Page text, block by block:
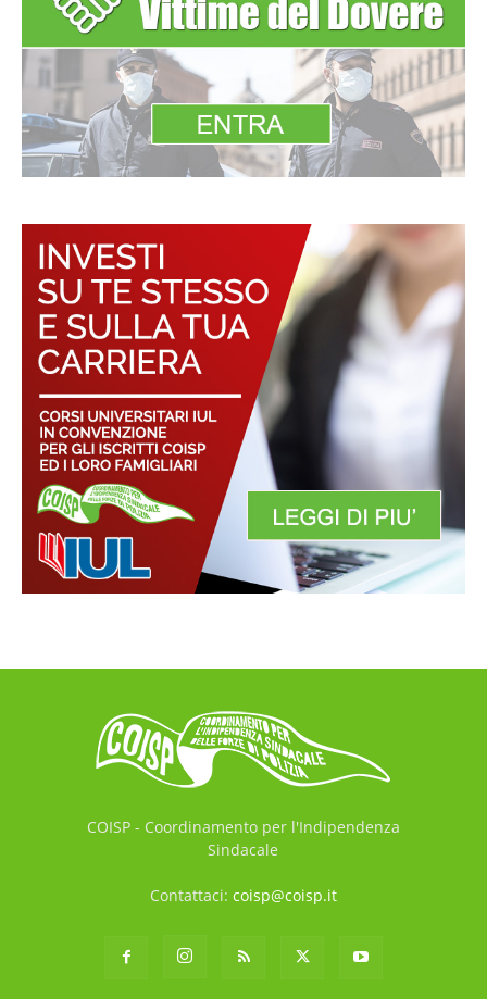
COISP - Coordinamento per l'Indipendenza
Sindacale
Contattaci: coisp@coisp.it